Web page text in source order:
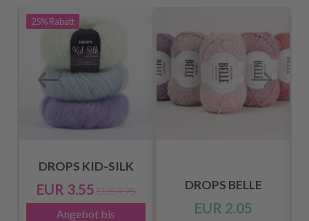
25%Rabatt
DROPS KID-SILK
EUR 3.55 EUR 4.75
Angebot bis
DROPS BELLE
EUR 2.05